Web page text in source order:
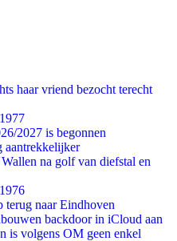
haar vriend bezocht terecht
2027 is begonnen
aantrekkelijker
na golf van diefstal en
naar Eindhoven
backdoor in iCloud aan
is volgens OM geen enkel